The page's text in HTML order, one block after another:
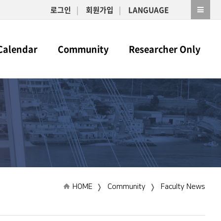
로그인 회원가입 LANGUAGE
Community Researcher Only
HOME Community Faculty News